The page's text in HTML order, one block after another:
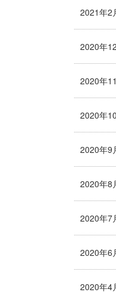
2021年2
2020年
2020年
2020年
2020年9
2020年8
2020年7
2020年6
2020年4